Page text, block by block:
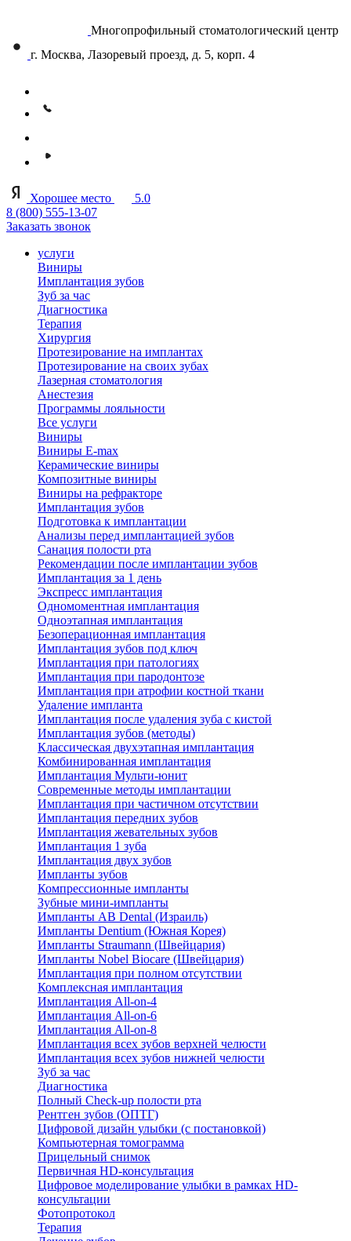
Многопрофильный стоматологический центр
г. Москва, Лазоревый проезд, д. 5, корп. 4
Хорошее место
5.0
8 (800) 555-13-07
Заказать звонок
услуги
Виниры
Имплантация зубов
Зуб за час
Диагностика
Терапия
Хирургия
Протезирование на имплантах
Протезирование на своих зубах
Лазерная стоматология
Анестезия
Программы лояльности
Все услуги
Виниры
Виниры E-max
Керамические виниры
Композитные виниры
Виниры на рефракторе
Имплантация зубов
Подготовка к имплантации
Анализы перед имплантацией зубов
Санация полости рта
Рекомендации после имплантации зубов
Имплантация за 1 день
Экспресс имплантация
Одномоментная имплантация
Одноэтапная имплантация
Безоперационная имплантация
Имплантация зубов под ключ
Имплантация при патологиях
Имплантация при пародонтозе
Имплантация при атрофии костной ткани
Удаление импланта
Имплантация после удаления зуба с кистой
Имплантация зубов (методы)
Классическая двухэтапная имплантация
Комбинированная имплантация
Имплантация Мульти-юнит
Современные методы имплантации
Имплантация при частичном отсутствии
Имплантация передних зубов
Имплантация жевательных зубов
Имплантация 1 зуба
Имплантация двух зубов
Импланты зубов
Компрессионные импланты
Зубные мини-импланты
Импланты AB Dental (Израиль)
Импланты Dentium (Южная Корея)
Импланты Straumann (Швейцария)
Импланты Nobel Biocare (Швейцария)
Имплантация при полном отсутствии
Комплексная имплантация
Имплантация All-on-4
Имплантация All-on-6
Имплантация All-on-8
Имплантация всех зубов верхней челюсти
Имплантация всех зубов нижней челюсти
Зуб за час
Диагностика
Полный Check-up полости рта
Рентген зубов (ОПТГ)
Цифровой дизайн улыбки (с постановкой)
Компьютерная томограмма
Прицельный снимок
Первичная HD-консультация
Цифровое моделирование улыбки в рамках HD-
консультации
Фотопротокол
Терапия